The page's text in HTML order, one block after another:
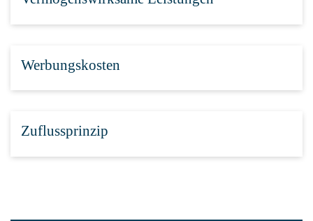
Werbungskosten
Zuflussprinzip